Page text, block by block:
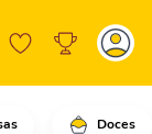
Doces